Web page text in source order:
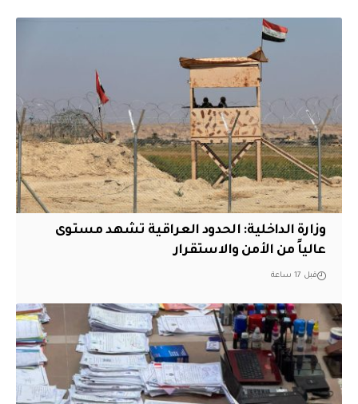
وزارة الداخلية: الحدود العراقية تشهد مستوى
عالياً من الأمن والاستقرار
قبل 17 ساعة